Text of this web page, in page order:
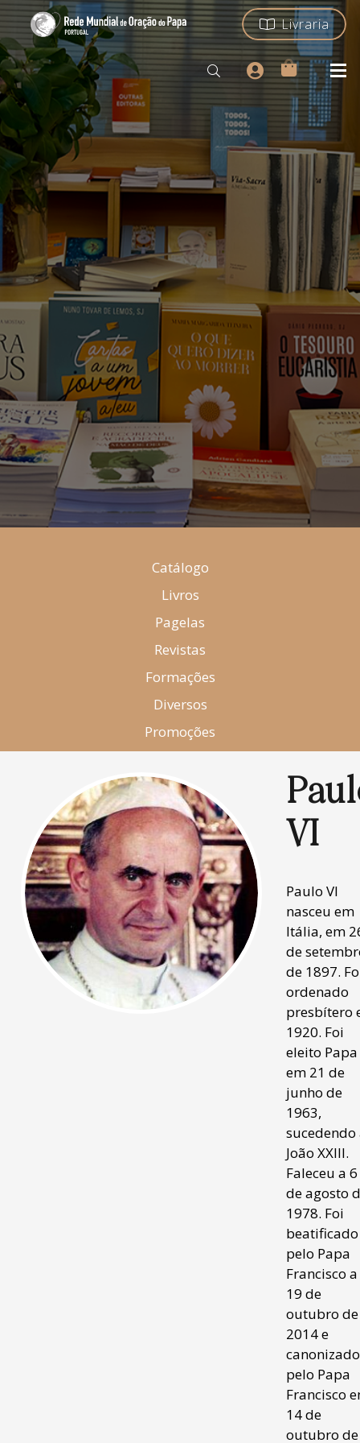
Livraria
Catálogo
Livros
Pagelas
Revistas
Formações
Diversos
Promoções
VI
Paulo VI
nasceu em
Itália, em
de
de 1897.
ordenado
presbítero
1920. Foi
eleito Papa
em 21 de
junho de
1963,
sucedendo
João XXIII.
Faleceu a 6
de agosto
1978. Foi
beatificado
pelo Papa
Francisco a
19 de
outubro de
2014 e
canonizado
pelo Papa
Francisco
14 de
outubro de